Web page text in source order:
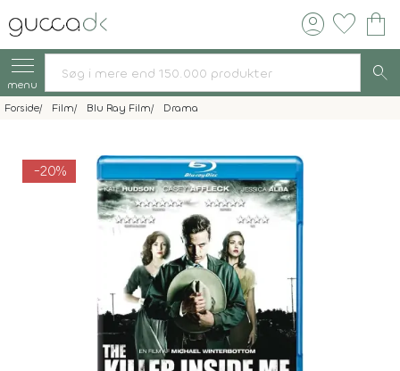
account_circle favorite shopping_bag
menu search
Forside Film Blu Ray Film Drama
-20%